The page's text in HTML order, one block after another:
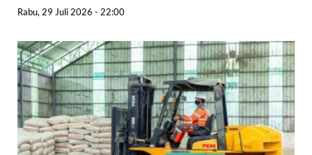
Rabu, 29 Juli 2026 - 22:00